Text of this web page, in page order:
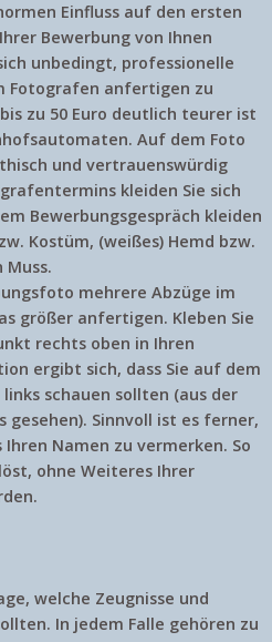
Einfluss auf den ersten
Bewerbung von Ihnen
unbedingt, professionelle
Fotografen anfertigen zu
zu 50 Euro deutlich teurer ist
Auf dem Foto
und vertrauenswürdig
kleiden Sie sich
Bewerbungsgespräch kleiden
Kostüm, (weißes) Hemd bzw.
Muss.
mehrere Abzüge im
größer anfertigen. Kleben Sie
rechts oben in Ihren
ergibt sich, dass Sie auf dem
schauen sollten (aus der
gesehen). Sinnvoll ist es ferner,
Namen zu vermerken. So
ohne Weiteres Ihrer
welche Zeugnisse und
In jedem Falle gehören zu